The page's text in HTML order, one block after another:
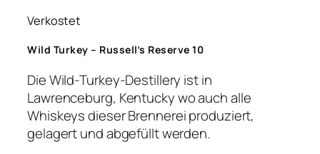
Verkostet
Wild Turkey – Russell’s Reserve 10
Die Wild-Turkey-Destillery ist in
Lawrenceburg, Kentucky wo auch alle
Whiskeys dieser Brennerei produziert,
gelagert und abgefüllt werden.